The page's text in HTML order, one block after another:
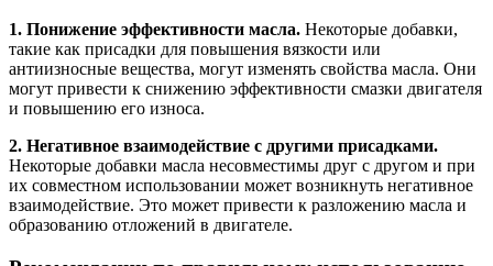
1. Понижение эффективности масла. Некоторые добавки,
такие как присадки для повышения вязкости или
антиизносные вещества, могут изменять свойства масла. Они
могут привести к снижению эффективности смазки двигателя
и повышению его износа.
2. Негативное взаимодействие с другими присадками.
Некоторые добавки масла несовместимы друг с другом и при
их совместном использовании может возникнуть негативное
взаимодействие. Это может привести к разложению масла и
образованию отложений в двигателе.